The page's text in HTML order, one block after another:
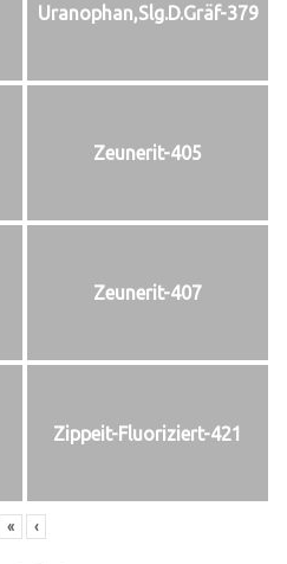
Uranophan,Slg.D.Gräf-379
Zeunerit-405
Zeunerit-407
Zippeit-Fluoriziert-421
« ‹